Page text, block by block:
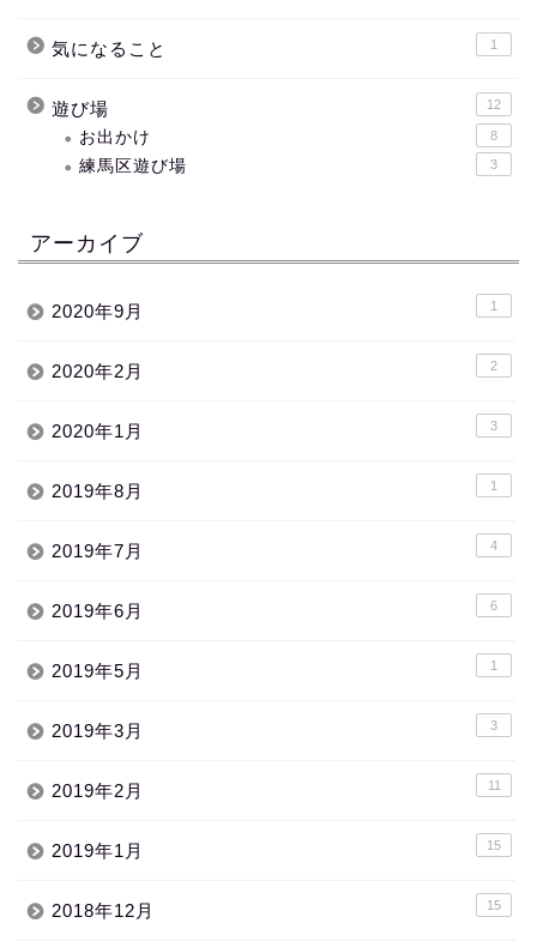
気になること 1
遊び場 12
お出かけ 8
練馬区遊び場 3
アーカイブ
2020年9月 1
2020年2月 2
2020年1月 3
2019年8月 1
2019年7月 4
2019年6月 6
2019年5月 1
2019年3月 3
2019年2月 11
2019年1月 15
2018年12月 15